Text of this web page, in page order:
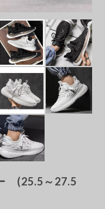
(25.5～27.5